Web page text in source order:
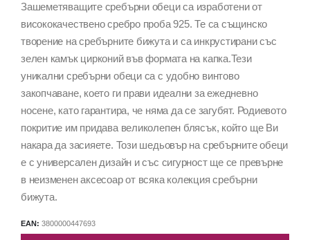
Зашеметяващите сребърни обеци са изработени от
висококачествено сребро проба 925. Те са същинско
творение на сребърните бижута и са инкрустирани със
зелен камък цирконий във формата на капка.Тези
уникални сребърни обеци са с удобно винтово
закопчаване, което ги прави идеални за ежедневно
носене, като гарантира, че няма да се загубят. Родиевото
покритие им придава великолепен блясък, който ще Ви
накара да засияете. Този шедьовър на сребърните обеци
е с универсален дизайн и със сигурност ще се превърне
в неизменен аксесоар от всяка колекция сребърни
бижута.
EAN: 3800000447693